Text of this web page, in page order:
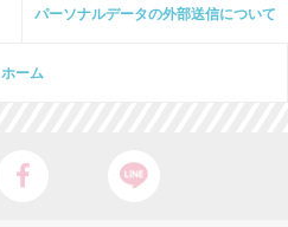
パーソナルデータの外部送信について
ホーム